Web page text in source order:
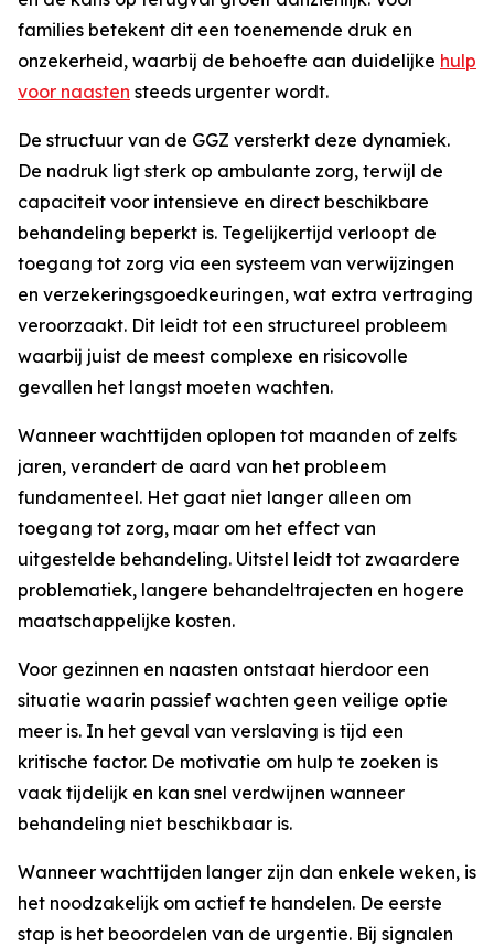
families betekent dit een toenemende druk en
onzekerheid, waarbij de behoefte aan duidelijke hulp
voor naasten steeds urgenter wordt.
De structuur van de GGZ versterkt deze dynamiek.
De nadruk ligt sterk op ambulante zorg, terwijl de
capaciteit voor intensieve en direct beschikbare
behandeling beperkt is. Tegelijkertijd verloopt de
toegang tot zorg via een systeem van verwijzingen
en verzekeringsgoedkeuringen, wat extra vertraging
veroorzaakt. Dit leidt tot een structureel probleem
waarbij juist de meest complexe en risicovolle
gevallen het langst moeten wachten.
Wanneer wachttijden oplopen tot maanden of zelfs
jaren, verandert de aard van het probleem
fundamenteel. Het gaat niet langer alleen om
toegang tot zorg, maar om het effect van
uitgestelde behandeling. Uitstel leidt tot zwaardere
problematiek, langere behandeltrajecten en hogere
maatschappelijke kosten.
Voor gezinnen en naasten ontstaat hierdoor een
situatie waarin passief wachten geen veilige optie
meer is. In het geval van verslaving is tijd een
kritische factor. De motivatie om hulp te zoeken is
vaak tijdelijk en kan snel verdwijnen wanneer
behandeling niet beschikbaar is.
Wanneer wachttijden langer zijn dan enkele weken, is
het noodzakelijk om actief te handelen. De eerste
stap is het beoordelen van de urgentie. Bij signalen